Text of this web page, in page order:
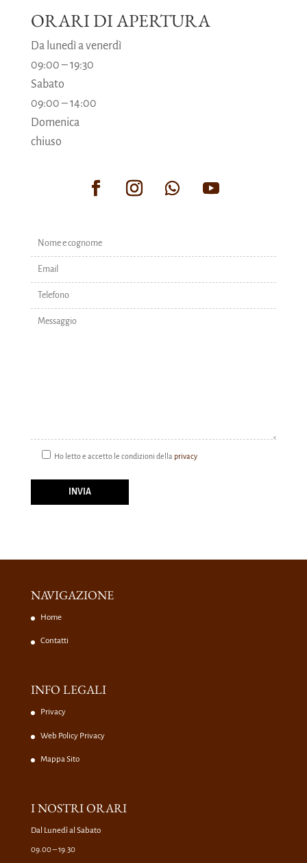
ORARI DI APERTURA
Da lunedì a venerdì
09:00–19:30
Sabato
09:00–14:00
Domenica
chiuso
Ho letto e accetto le condizioni della privacy
NAVIGAZIONE
Home
Contatti
INFO LEGALI
Privacy
Web Policy Privacy
Mappa Sito
I NOSTRI ORARI
Dal Lunedì al Sabato
09.00 – 19.30